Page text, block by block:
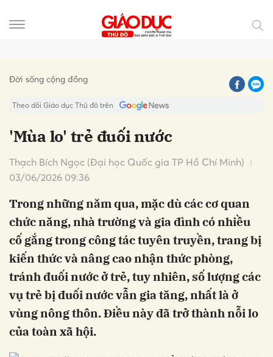
Đời sống cộng đồng
Theo dõi Giáo dục Thủ đô trên
'Mùa lo' trẻ đuối nước
Thạch Bích Ngọc (Đại học Quốc gia TP Hồ Chí Minh)
03/06/2026 09:36
Trong những năm qua, mặc dù các cơ quan
chức năng, nhà trường và gia đình có nhiều
cố gắng trong công tác tuyên truyền, trang bị
kiến thức và nâng cao nhận thức phòng,
tránh đuối nước ở trẻ, tuy nhiên, số lượng các
vụ trẻ bị đuối nước vẫn gia tăng, nhất là ở
vùng nông thôn. Điều này đã trở thành nỗi lo
của toàn xã hội.
Hủy Gửi